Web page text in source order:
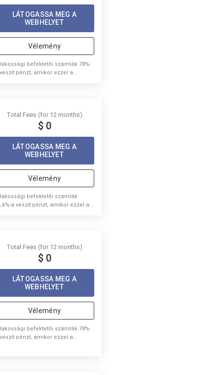
LÁTOGASSA MEG A
WEBHELYET
Vélemény
befektetői számlák 78%-
pénzt, amikor ezzel a
Total Fees (for 12 months)
$ 0
LÁTOGASSA MEG A
WEBHELYET
Vélemény
befektetői számlák
a veszít pénzt, amikor ezzel a
Total Fees (for 12 months)
$ 0
LÁTOGASSA MEG A
WEBHELYET
Vélemény
befektetői számlák 78%-
pénzt, amikor ezzel a